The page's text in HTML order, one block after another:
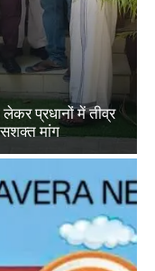
प्रधानों में तीव्र
मांग